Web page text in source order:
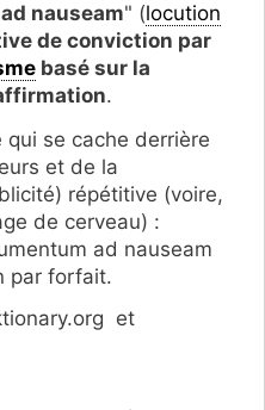
nauseam" (locution
de conviction par
basé sur la
.
qui se cache derrière
et de la
répétitive (voire,
de cerveau) :
ad nauseam
par forfait.
et